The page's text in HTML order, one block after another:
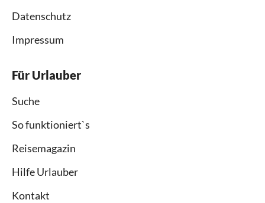
Datenschutz
Impressum
Für Urlauber
Suche
So funktioniert`s
Reisemagazin
Hilfe Urlauber
Kontakt